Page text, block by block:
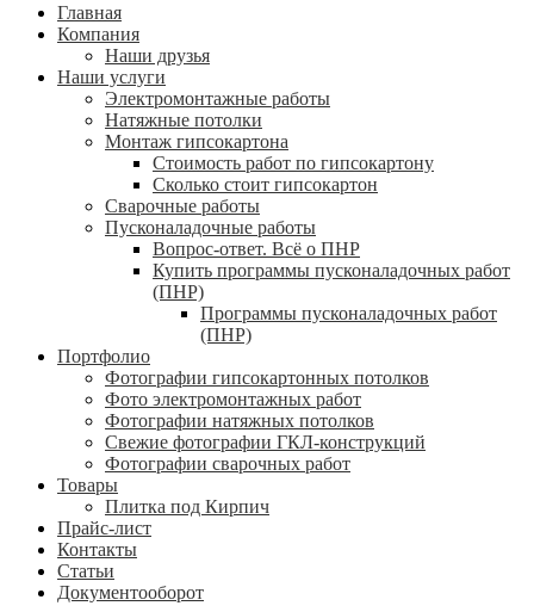
Главная
Компания
Наши друзья
Наши услуги
Электромонтажные работы
Натяжные потолки
Монтаж гипсокартона
Стоимость работ по гипсокартону
Сколько стоит гипсокартон
Сварочные работы
Пусконаладочные работы
Вопрос-ответ. Всё о ПНР
Купить программы пусконаладочных работ
(ПНР)
Программы пусконаладочных работ
(ПНР)
Портфолио
Фотографии гипсокартонных потолков
Фото электромонтажных работ
Фотографии натяжных потолков
Свежие фотографии ГКЛ-конструкций
Фотографии сварочных работ
Товары
Плитка под Кирпич
Прайс-лист
Контакты
Статьи
Документооборот